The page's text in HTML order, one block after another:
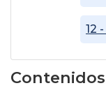
12